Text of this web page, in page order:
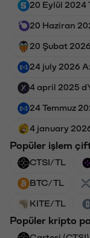
20 Eylül 2024
20 Haziran
20 Şubat
24 july 2026
4 april 2025
24 Temmuz
4 january
Popüler işlem
CTSI/TL
BTC/TL
KITE/TL
Popüler kripto